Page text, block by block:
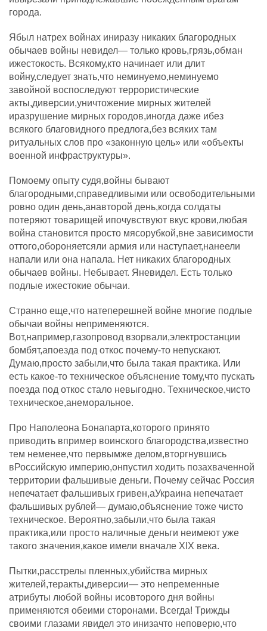
города.
Ябыл натрех войнах иниразу никаких благородных
обычаев войны невидел— только кровь,грязь,обман
ижестокость. Всякому,кто начинает или длит
войну,следует знать,что неминуемо,неминуемо
завойной воспоследуют террористические
акты,диверсии,уничтожение мирных жителей
иразрушение мирных городов,иногда даже ибез
всякого благовидного предлога,без всяких там
ритуальных слов про «законную цель» или «объекты
военной инфраструктуры».
Помоему опыту судя,войны бывают
благородными,справедливыми или освободительными
ровно один день,анавторой день,когда солдаты
потеряют товарищей ипочувствуют вкус крови,любая
война становится просто мясорубкой,вне зависимости
оттого,обороняетсяли армия или наступает,нанеели
напали или она напала. Нет никаких благородных
обычаев войны. Небывает. Яневидел. Есть только
подлые ижестокие обычаи.
Странно еще,что натеперешней войне многие подлые
обычаи войны неприменяются.
Вот,например,газопровод взорвали,электростанции
бомбят,апоезда под откос почему-то непускают.
Думаю,просто забыли,что была такая практика. Или
есть какое-то техническое объяснение тому,что пускать
поезда под откос стало невыгодно. Техническое,чисто
техническое,анеморальное.
Про Наполеона Бонапарта,которого принято
приводить впример воинского благородства,известно
тем неменее,что первымже делом,вторгнувшись
вРоссийскую империю,онпустил ходить позахваченной
территории фальшивые деньги. Почему сейчас Россия
непечатает фальшивых гривен,аУкраина непечатает
фальшивых рублей— думаю,объяснение тоже чисто
техническое. Вероятно,забыли,что была такая
практика,или просто наличные деньги неимеют уже
такого значения,какое имели вначале XIX века.
Пытки,расстрелы пленных,убийства мирных
жителей,теракты,диверсии— это непременные
атрибуты любой войны исовторого дня войны
применяются обеими сторонами. Всегда! Трижды
своими глазами явидел это инизачто неповерю,что